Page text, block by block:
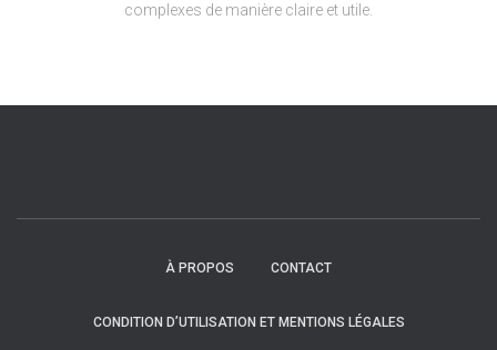
complexes de manière claire et utile.
À PROPOS CONTACT
CONDITION D’UTILISATION ET MENTIONS LÉGALES